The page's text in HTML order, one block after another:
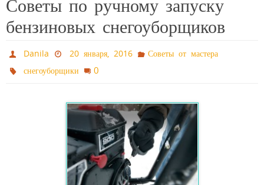
Советы по ручному запуску
бензиновых снегоуборщиков
Danila 20 января, 2016
Советы от мастера
снегоуборщики
0